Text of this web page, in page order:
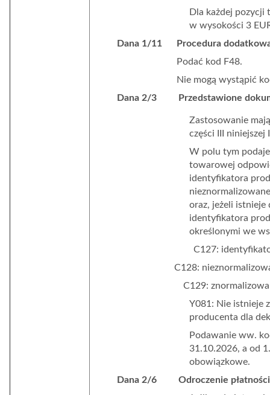
Dla każdej pozycji
w wysokości 3
Dana 1/11 Procedura dodatkowa
Podać kod F48.
Nie mogą wystąpić
Dana 2/3 Przedstawione
Zastosowanie
części III niniejszej
W polu tym
towarowej
identyfikatora
oraz, jeżeli istnieje
identyfikatora
określonymi we
C127:
C128:
C129:
Y081: Nie istnieje
producenta dla
Podawanie ww.
31.10.2026, a od
obowiązkowe.
Dana 2/6 Odroczenie płatności